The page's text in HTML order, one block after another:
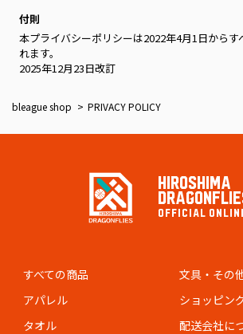
付則
本プライバシーポリシーは2022年4月1日からす
れます。
2025年12月23日改訂
bleague shop PRIVACY POLICY
HIROSHIMA
OFFICIAL
すべての商品
アパレル
タオル
文具・その
ショッピン
配送会社に